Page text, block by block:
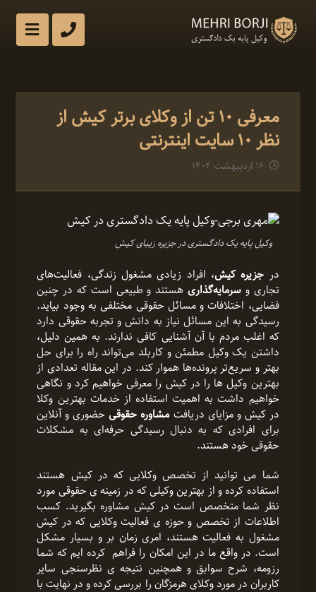
معرفی 10 تن از وکلای برتر کیش از
نظر 10 سایت اینترنتی
۱۶ اردیبهشت ۱۴۰۴
وکیل پایه یک دادگستری در جزیره زیبای کیش
در جزیره کیش، افراد زیادی مشغول زندگی، فعالیت‌های
تجاری و سرمایه‌گذاری هستند و طبیعی است که در چنین
فضایی، اختلافات و مسائل حقوقی مختلفی به وجود بیاید.
رسیدگی به این مسائل نیاز به دانش و تجربه حقوقی دارد
که اغلب مردم با آن آشنایی کافی ندارند. به همین دلیل،
داشتن یک وکیل مطمئن و کاربلد می‌تواند راه را برای حل
بهتر و سریع‌تر پرونده‌ها هموار کند. در این مقاله تعدادی از
بهترین وکیل ها را در کیش را معرفی خواهیم کرد و نگاهی
خواهیم داشت به اهمیت استفاده از خدمات بهترین وکلا
در کیش و مزایای دریافتمشاوره حقوقیحضوری و آنلاین
برای افرادی که به دنبال رسیدگی حرفه‌ای به مشکلات
حقوقی خود هستند.
شما می توانید از تخصص وکلایی که در کیش هستند
استفاده کرده و از بهترین وکیلی که در زمینه ی حقوقی مورد
نظر شما متخصص است در کیش مشاوره بگیرید. کسب
اطلاعات از تخصص و حوزه ی فعالیت وکلایی که در کیش
مشغول به فعالیت هستند، امری زمان بر و بسیار مشکل
است. در واقع ما در این امکان را فراهم کرده ایم که شما
رزومه، شرح سوابق و همچنین نتیجه ی نظرسنجی سایر
کاربران در مورد وکلای هرمزگان را بررسی کرده و در نهایت با